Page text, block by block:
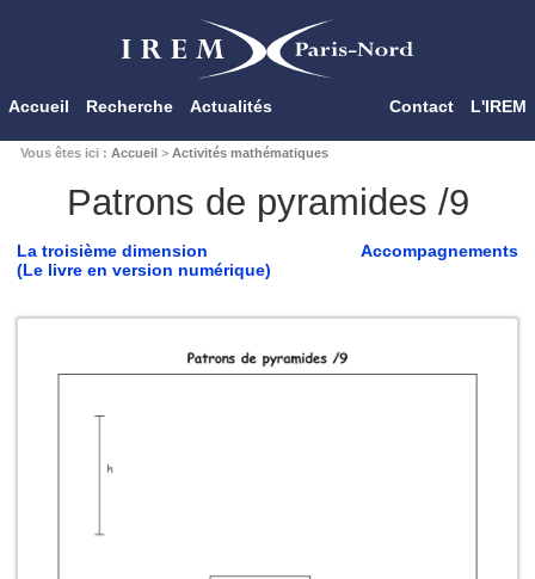
Accueil Recherche Actualités Contact L'IREM
Vous êtes ici : Accueil> Activités mathématiques
Patrons de pyramides /9
Accompagnements
La troisième dimension
(Le livre en version numérique)